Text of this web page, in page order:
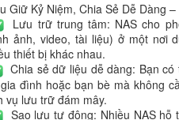
Giữ Kỷ Niệm, Chia Sẻ Dễ Dàng
Lưu trữ trung tâm: NAS cho
ảnh, video, tài liệu) ở một nơi
thiết bị khác nhau.
Chia sẻ dữ liệu dễ dàng: Bạn
đình hoặc bạn bè mà không
vụ lưu trữ đám mây.
Sao lưu tự động: Nhiều NAS